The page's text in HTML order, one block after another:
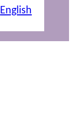
English